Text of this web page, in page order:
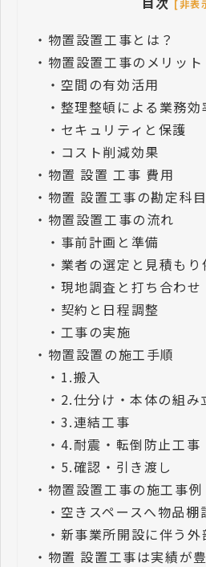
[非表
・ 物置設置工事とは？
・ 物置設置工事のメリット
・ 空間の有効活用
・ 整理整頓による業務効
・ セキュリティと保護
・ コスト削減効果
・ 物置 設置 工事 費用
・ 物置 設置工事の勘定科目
・ 物置設置工事の流れ
・ 事前計画と準備
・ 業者の選定と見積もり
・ 現地調査と打ち合わせ
・ 契約と日程調整
・ 工事の実施
・ 物置設置の施工手順
・ 1.搬入
・ 2.仕分け・本体の組み
・ 3.連結工事
・ 4.耐震・転倒防止工事
・ 5.確認・引き渡し
・ 物置設置工事の施工事例
・ 空きスペースへ物品棚
・ 新事業所開設に伴う
・ 物置 設置工事は実績が